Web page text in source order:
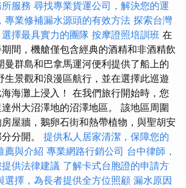
服務 尋找專業貨運公司，解決您的運
專業修補漏水源頭的有效方法 探索台灣
擇最具實力的團隊 按摩證照培訓班 在
間，機艙僅包含經典的酒精和非酒精飲
曼群島和巴拿馬運河便利提供了船上的
生景觀和浪漫區航行，並在選擇此巡遊
海灘上浸入！ 在我們旅行開始時，您
州大沼澤地的沼澤地區。 該地區周圍
屋牆，鵝卵石街和熱帶植物，與聖胡安
分開。 提供私人居家清潔，保障您的
薦與介紹 專業網路行銷公司 台中律師，
供法律建議 了解卡式台胞證的申請方
選擇，為長者提供全方位照顧 漏水原因